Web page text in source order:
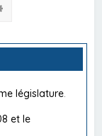
législature
et le